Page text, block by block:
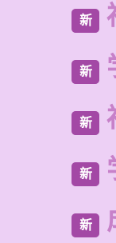
新
新
新
新
新